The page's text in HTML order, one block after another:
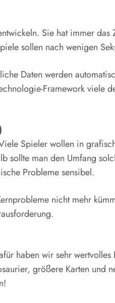
Sie hat immer
sollen nach wenigen
Daten werden
Framework viele
Spieler wollen in
sollte man den Umfang
Probleme sensibel.
nicht mehr
haben wir sehr wertvolles
größere Karten und